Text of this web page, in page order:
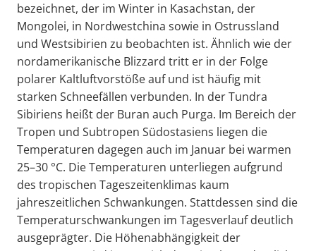
bezeichnet, der im Winter in Kasachstan, der
Mongolei, in Nordwestchina sowie in Ostrussland
und Westsibirien zu beobachten ist. Ähnlich wie der
nordamerikanische Blizzard tritt er in der Folge
polarer Kaltluftvorstöße auf und ist häufig mit
starken Schneefällen verbunden. In der Tundra
Sibiriens heißt der Buran auch Purga. Im Bereich der
Tropen und Subtropen Südostasiens liegen die
Temperaturen dagegen auch im Januar bei warmen
25–30 °C. Die Temperaturen unterliegen aufgrund
des tropischen Tageszeitenklimas kaum
jahreszeitlichen Schwankungen. Stattdessen sind die
Temperaturschwankungen im Tagesverlauf deutlich
ausgeprägter. Die Höhenabhängigkeit der